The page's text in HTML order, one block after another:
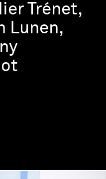
Trénet,
Lunen,